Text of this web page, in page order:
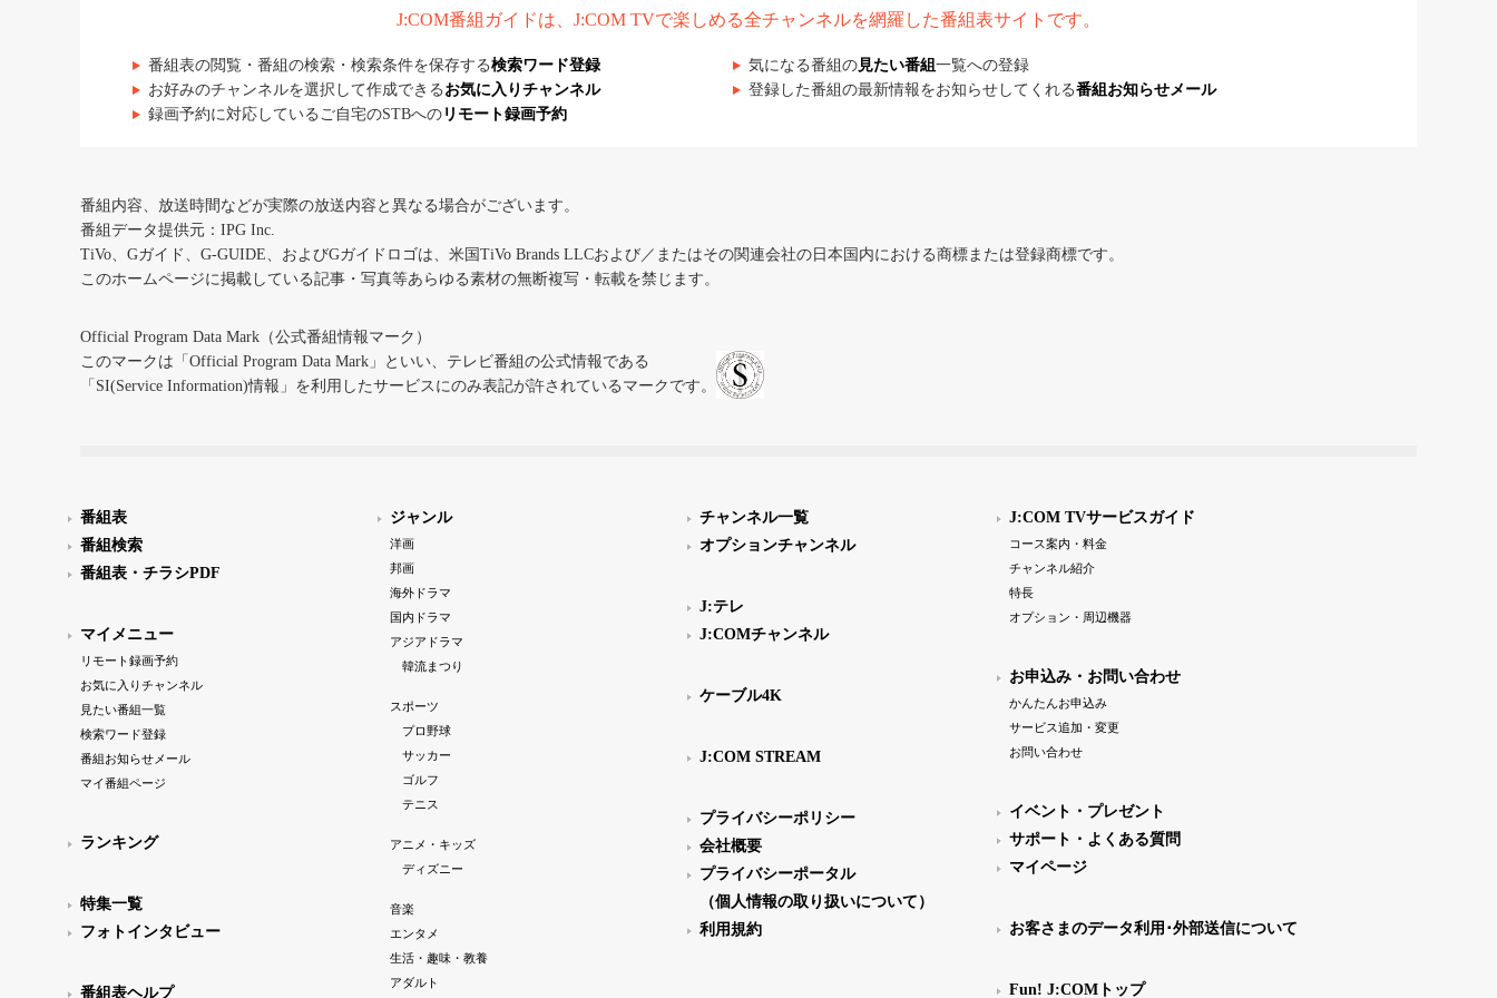
J:COM番組ガイドは、J:COM TVで楽しめる全チャンネルを網羅した番組表サイトです。
番組表の閲覧・番組の検索・検索条件を保存する検索ワード登録 気になる番組の見たい番組 一覧への登録
お好みのチャンネルを選択して作成できる お気に入りチャンネル 登録した番組の最新情報をお知らせしてくれる番組お知らせメール
録画予約に対応しているご自宅のSTBへの リモート録画予約
番組内容、放送時間などが実際の放送内容と異なる場合がございます。
番組データ提供元：IPG Inc.
TiVo、Gガイド、G-GUIDE、およびGガイドロゴは、米国TiVo Brands LLCおよび／またはその関連会社の日本国内における商標または登録商標です。
このホームページに掲載している記事・写真等あらゆる素材の無断複写・転載を禁じます。
Official Program Data Mark（公式番組情報マーク）
このマークは「Official Program Data Mark」といい、テレビ番組の公式情報である
「SI(Service Information)情報」を利用したサービスにのみ表記が許されているマークです。
番組表
番組検索
番組表・チラシPDF
マイメニュー
リモート録画予約
お気に入りチャンネル
見たい番組一覧
検索ワード登録
番組お知らせメール
マイ番組ページ
ランキング
特集一覧
フォトインタビュー
番組表ヘルプ
ジャンル
洋画
邦画
海外ドラマ
国内ドラマ
アジアドラマ
韓流まつり
スポーツ
プロ野球
サッカー
ゴルフ
テニス
アニメ・キッズ
ディズニー
音楽
エンタメ
生活・趣味・教養
アダルト
チャンネル一覧
オプションチャンネル
J:テレ
J:COMチャンネル
ケーブル4K
J:COM STREAM
プライバシーポリシー
会社概要
プライバシーポータル
（個人情報の取り扱いについて）
利用規約
J:COM TVサービスガイド
コース案内・料金
チャンネル紹介
特長
オプション・周辺機器
お申込み・お問い合わせ
かんたんお申込み
サービス追加・変更
お問い合わせ
イベント・プレゼント
サポート・よくある質問
マイページ
お客さまのデータ利用･外部送信について
Fun! J:COMトップ